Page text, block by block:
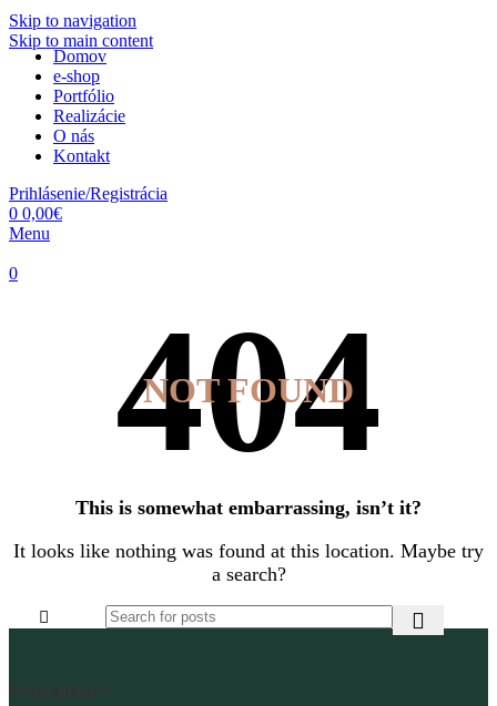
Skip to navigation
Skip to main content
Domov
e-shop
Portfólio
Realizácie
O nás
Kontakt
Prihlásenie/Registrácia
0 0,00€
Menu
0
NOT FOUND
This is somewhat embarrassing, isn’t it?
It looks like nothing was found at this location. Maybe try
a search?
PODMIENKY